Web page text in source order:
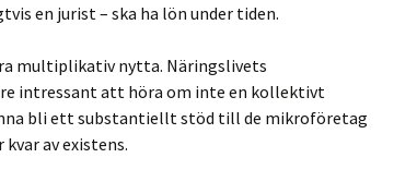
en jurist – ska ha lön under tiden.
multiplikativ nytta. Näringslivets
intressant att höra om inte en kollektivt
bli ett substantiellt stöd till de mikroföretag
av existens.